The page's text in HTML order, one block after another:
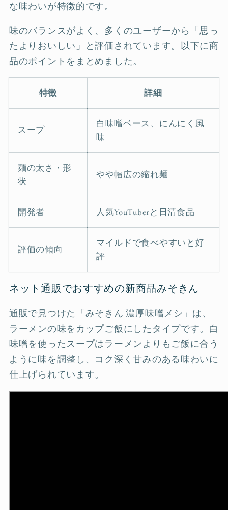
な味わいが特徴的です。
味のバランスがよく、多くのユーザーから「思っ
たよりおいしい」と評価されています。以下に商
品のポイントをまとめました。
特徴 詳細
スープ
白味噌ベース、にんにく風
味
麺の太さ・形
状
やや幅広の縮れ麺
開発者 人気YouTuberと日清食品
評価の傾向
マイルドで食べやすいと好
評
ネット通販でおすすめの新商品みそきん
通販で見つけた「みそきん 濃厚味噌メシ」は、
ラーメンの味をカップご飯にしたタイプです。白
味噌を使ったスープはラーメンよりもご飯に合う
ように味を調整し、コク深く甘みのある味わいに
仕上げられています。